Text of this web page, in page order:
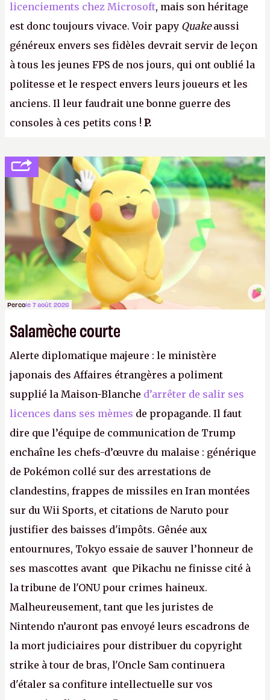
licenciements chez Microsoft, mais son héritage
est donc toujours vivace. Voir papy Quakeaussi
généreux envers ses fidèles devrait servir de leçon
à tous les jeunes FPS de nos jours, qui ont oublié la
politesse et le respect envers leurs joueurs et les
anciens. Il leur faudrait une bonne guerre des
consoles à ces petits cons ! P.
Percole 7 août 2026
Salamèche courte
Alerte diplomatique majeure : le ministère
japonais des Affaires étrangères a poliment
supplié la Maison-Blanche d’arrêter de salir ses
licences dans ses mèmes de propagande. Il faut
dire que l’équipe de communication de Trump
enchaîne les chefs-d’œuvre du malaise : générique
de Pokémon collé sur des arrestations de
clandestins, frappes de missiles en Iran montées
sur du Wii Sports, et citations de Naruto pour
justifier des baisses d'impôts. Gênée aux
entournures, Tokyo essaie de sauver l’honneur de
ses mascottes avant que Pikachu ne finisse cité à
la tribune de l'ONU pour crimes haineux.
Malheureusement, tant que les juristes de
Nintendo n’auront pas envoyé leurs escadrons de
la mort judiciaires pour distribuer du copyright
strike à tour de bras, l'Oncle Sam continuera
d'étaler sa confiture intellectuelle sur vos